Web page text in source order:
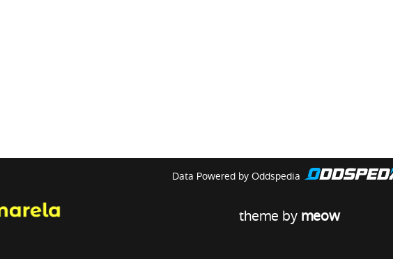
Data Powered by Oddspedia
theme by meow